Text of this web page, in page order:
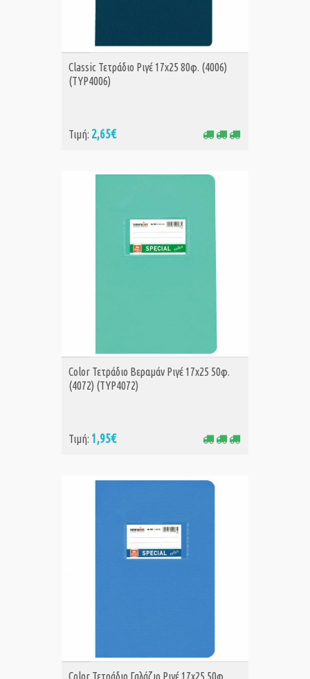
ΑΓΟΡΑ
Classic Τετράδιο Ριγέ 17x25 80φ. (4006)
(TYP4006)
Τιμή: 2,65€
ΑΓΟΡΑ
Color Τετράδιο Βεραμάν Ριγέ 17x25 50φ.
(4072) (TYP4072)
Τιμή: 1,95€
ΑΓΟΡΑ
Color Τετράδιο Γαλάζιο Ριγέ 17x25 50φ.